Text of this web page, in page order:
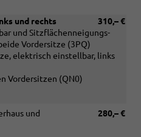
310,– €
und rechts
und Sitzflächenneigungs-
Vordersitze (3PQ)
elektrisch einstellbar, links
Vordersitzen (QN0)
280,– €
und